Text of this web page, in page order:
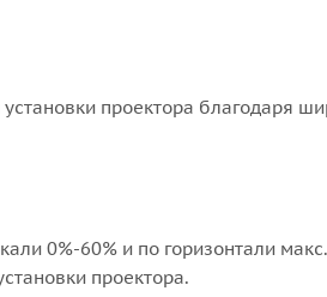
проектора благодаря
0%-60% и по горизонтали
проектора.